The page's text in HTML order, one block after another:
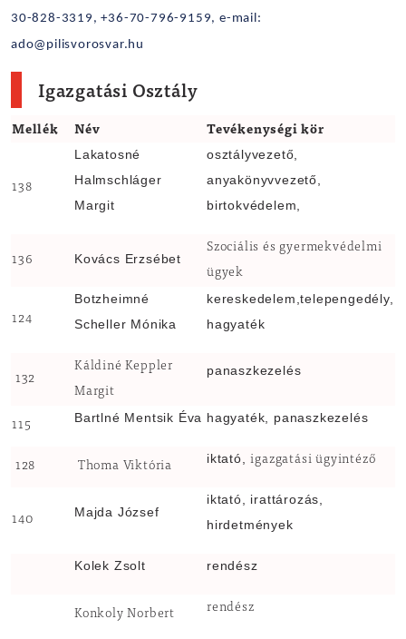
30-828-3319, +36-70-796-9159, e-mail:
ado@pilisvorosvar.hu
Igazgatási Osztály
Mellék Név Tevékenységi kör
138
Lakatosné
Halmschláger
Margit
osztályvezető,
anyakönyvvezető,
birtokvédelem,
136 Kovács Erzsébet
Szociális és gyermekvédelmi
ügyek
124
Botzheimné
Scheller Mónika
kereskedelem,telepengedély,
hagyaték
132
Káldiné Keppler
Margit
panaszkezelés
115
Bartlné Mentsik Éva hagyaték, panaszkezelés
128 Thoma Viktória
iktató,igazgatási ügyintéző
140
Majda József
iktató, irattározás,
hirdetmények
Kolek Zsolt rendész
Konkoly Norbert rendész